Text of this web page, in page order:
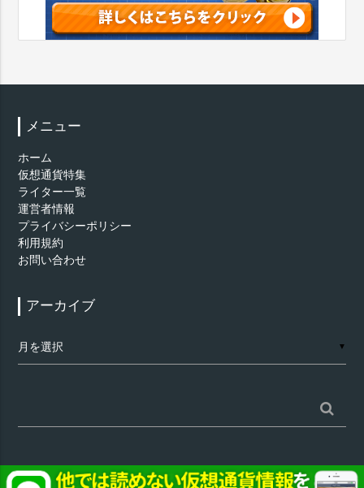
メニュー
ホーム
仮想通貨特集
ライター一覧
運営者情報
プライバシーポリシー
利用規約
お問い合わせ
アーカイブ
ー
▼
索: